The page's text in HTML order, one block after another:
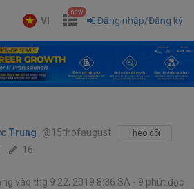
VI
new
Đăng nhập/Đăng ký
Trung @15thofaugust Theo dõi
16
vào thg 9 22, 2019 8:36 SA 9 phút đọc